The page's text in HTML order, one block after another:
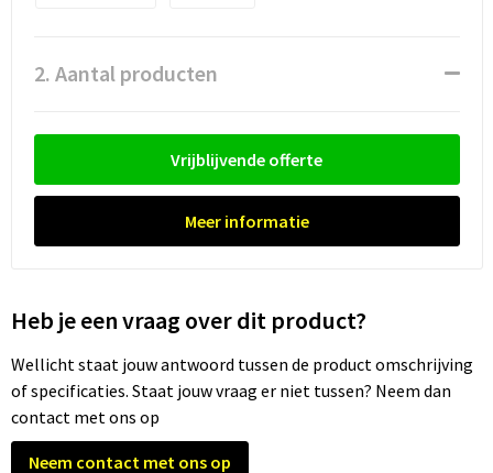
Rugzakken bedrukken
Sporttassen
Strandtassen
Oog- en gelaatsbescherming
Gehoorbescherming
Valbeveiliging
2. Aantal producten
Vrijblijvende offerte
Meer informatie
Heb je een vraag over dit product?
Wellicht staat jouw antwoord tussen de product omschrijving
of specificaties. Staat jouw vraag er niet tussen? Neem dan
contact met ons op
Neem contact met ons op